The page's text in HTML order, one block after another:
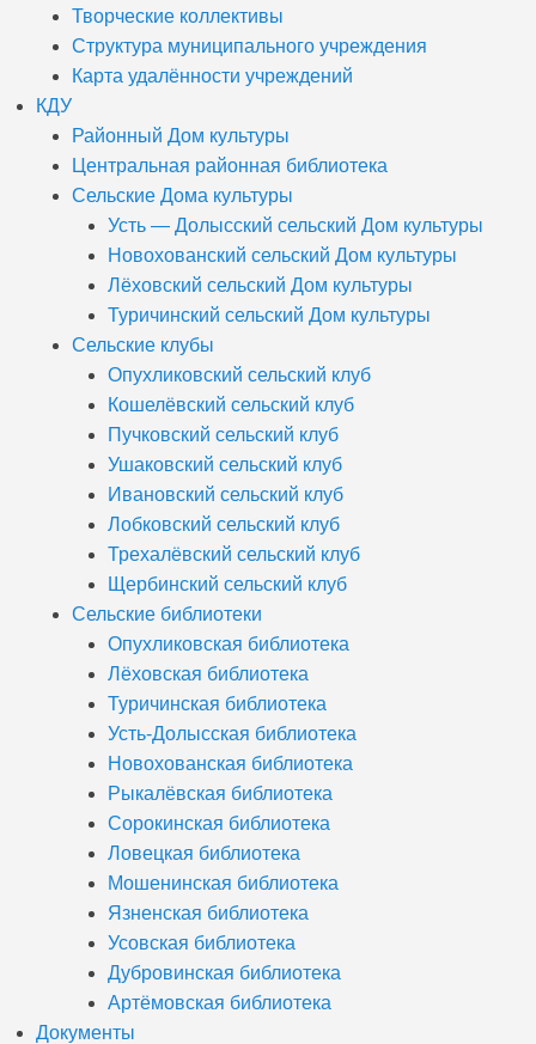
Творческие коллективы
Структура муниципального учреждения
Карта удалённости учреждений
КДУ
Районный Дом культуры
Центральная районная библиотека
Сельские Дома культуры
Усть — Долысский сельский Дом культуры
Новохованский сельский Дом культуры
Лёховский сельский Дом культуры
Туричинский сельский Дом культуры
Сельские клубы
Опухликовский сельский клуб
Кошелёвский сельский клуб
Пучковский сельский клуб
Ушаковский сельский клуб
Ивановский сельский клуб
Лобковский сельский клуб
Трехалёвский сельский клуб
Щербинский сельский клуб
Сельские библиотеки
Опухликовская библиотека
Лёховская библиотека
Туричинская библиотека
Усть-Долысская библиотека
Новохованская библиотека
Рыкалёвская библиотека
Сорокинская библиотека
Ловецкая библиотека
Мошенинская библиотека
Язненская библиотека
Усовская библиотека
Дубровинская библиотека
Артёмовская библиотека
Документы